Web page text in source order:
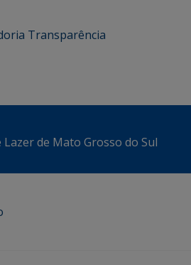
Transparência
de Mato Grosso do Sul